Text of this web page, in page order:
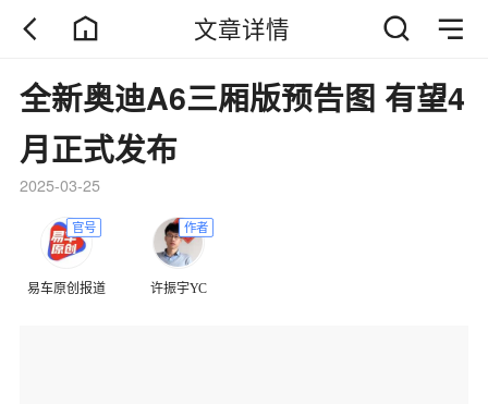
文章详情
全新奥迪A6三厢版预告图 有望4
月正式发布
2025-03-25
官号
易车原创报道
作者
许振宇YC